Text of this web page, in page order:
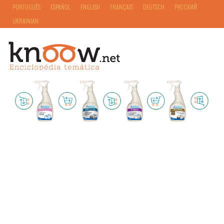
PORTUGUÊS ESPAÑOL ENGLISH FRANÇAIS DEUTSCH
РУССКИЙ
UKRAINIAN